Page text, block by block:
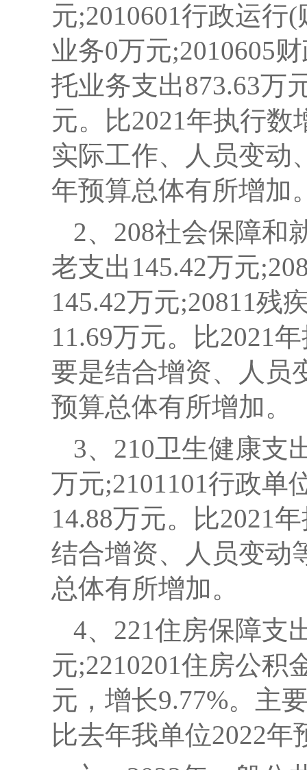
元;2010601行政运行
业务0万元;2010605
托业务支出873.63万
元。
比2021年执行数
实际工作、人员变动
年预算总体有所增加
2、208社会保障和
老支出145.42万元
145.42万元;20811残
11.69万元。
比2021
要是结合增资、人员
预算总体有所增加。
3、210卫生健康支
万元;2101101行政单
14.88万元。
比2021
结合增资、人员变动
总体有所增加。
4、221住房保障支
元;2210201住房公积
元，增长9.77%。主
比去年我单位2022